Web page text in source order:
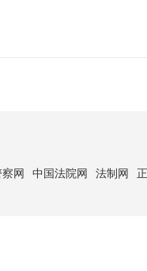
网 中国法院网 法制网